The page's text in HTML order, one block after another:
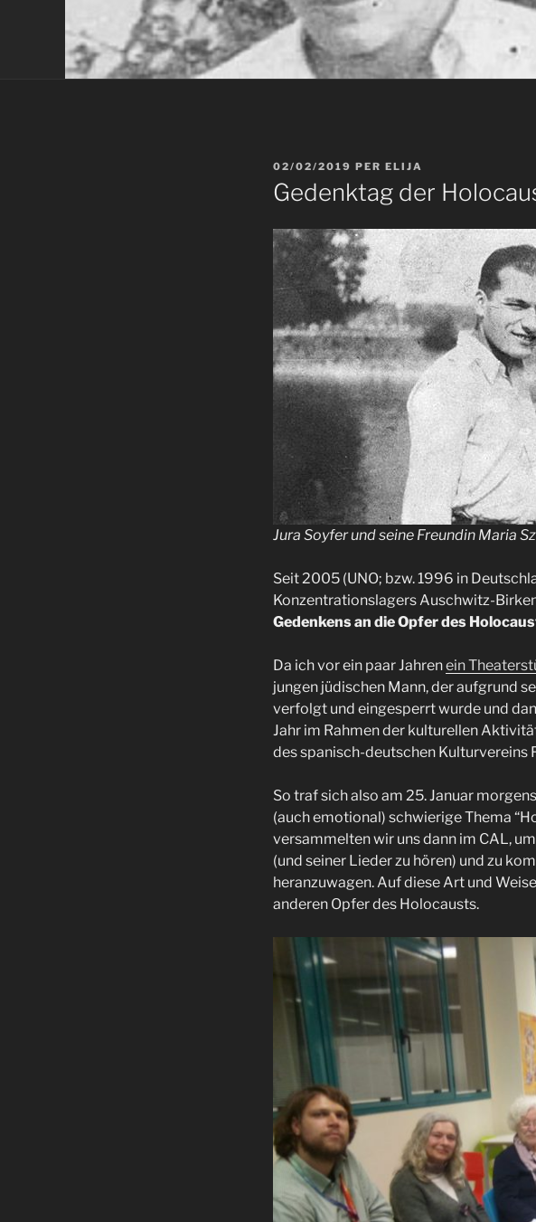
PUBLICAT
A
02/02/2019 PER ELIJA
Gedenktag der
Jura Soyfer und seine Freundin Maria
Seit 2005 (UNO; bzw. 1996 in
Konzentrationslagers Auschwitz-
Gedenkens an die Opfer des
Da ich vor ein paar Jahrenein
jungen jüdischen Mann, der aufgrund
verfolgt und eingesperrt wurde und
Jahr im Rahmen der kulturellen
des spanisch-deutschen Kulturvereins
So traf sich also am 25. Januar
(auch emotional) schwierige Thema
versammelten wir uns dann im CAL,
(und seiner Lieder zu hören) und zu
heranzuwagen. Auf diese Art und
anderen Opfer des Holocausts.